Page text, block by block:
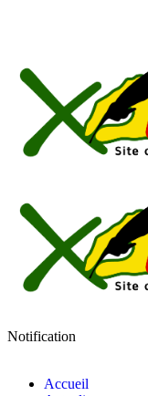
Notification
Accueil